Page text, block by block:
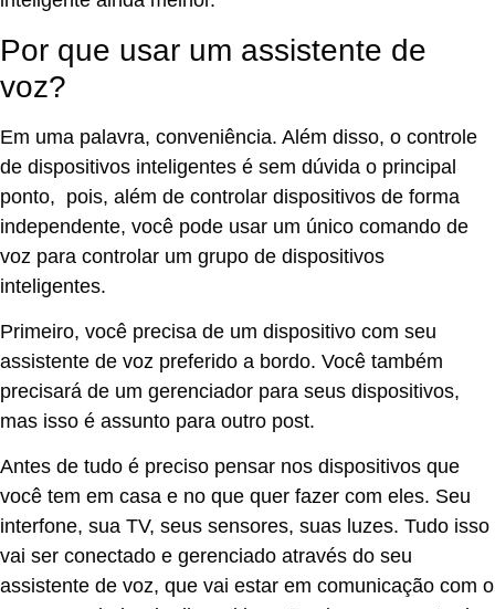
Por que usar um assistente de
voz?
Em uma palavra, conveniência. Além disso, o controle
de dispositivos inteligentes é sem dúvida o principal
ponto, pois, além de controlar dispositivos de forma
independente, você pode usar um único comando de
voz para controlar um grupo de dispositivos
inteligentes.
Primeiro, você precisa de um dispositivo com seu
assistente de voz preferido a bordo. Você também
precisará de um gerenciador para seus dispositivos,
mas isso é assunto para outro post.
Antes de tudo é preciso pensar nos dispositivos que
você tem em casa e no que quer fazer com eles. Seu
interfone, sua TV, seus sensores, suas luzes. Tudo isso
vai ser conectado e gerenciado através do seu
assistente de voz, que vai estar em comunicação com o